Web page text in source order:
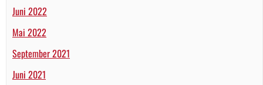
Juni 2022
Mai 2022
September 2021
Juni 2021